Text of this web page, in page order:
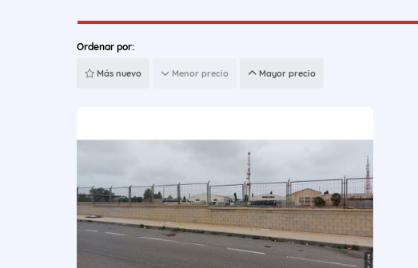
Ordenar por:
Más nuevo Menor precio Mayor precio